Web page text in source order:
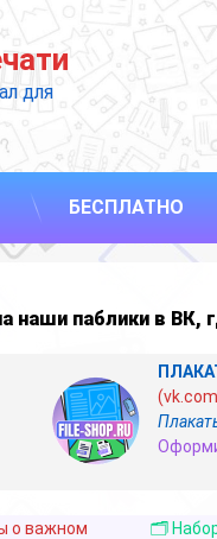
для
БЕСПЛАТНО
наши паблики в ВК,
о важном 🗂️